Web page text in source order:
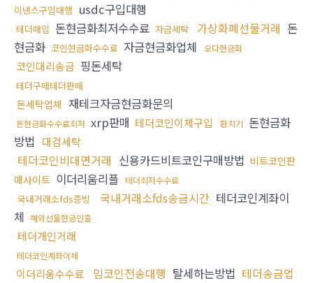
이낸스구입대행 usdc구입대행
테더매입 돈현금화최저수수료 자금세탁 가상화폐선물거래 돈
현금화 코인현금화수수료 자금현금화업체 오다현금화
코인대리송금 핑돈세탁
테더구매테더판매
돈세탁업체 재테크자금현금화문의
돈현금화수수료최저 xrp판매 테더코인이체구입 환치기 돈현금화
방법 대검세탁
테더코인비대면거래 신용카드비트코인구매방법 비트코인판
매사이트 이더리움리플 테더최저수수료
국내거래소fds증빙 국내거래소fds송금시간 테더코인계좌이
체 해외선물현금인출
테더개인거래
테더코인계좌이체
이더리움수수료 밈코인전송대행 탈세하는방법 테더송금업